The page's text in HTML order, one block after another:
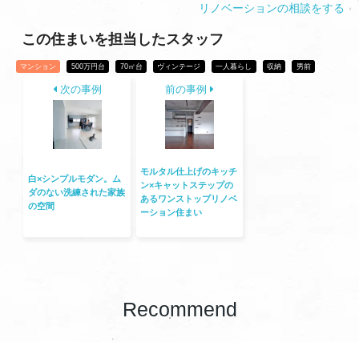
リノベーションの相談をする
この住まいを担当したスタッフ
マンション 500万円台 70㎡台 ヴィンテージ 一人暮らし 収納 男前
次の事例
白×シンプルモダン。ム
ダのない洗練された家族
の空間
前の事例
モルタル仕上げのキッチ
ン×キャットステップの
あるワンストップリノベ
ーション住まい
Recommend